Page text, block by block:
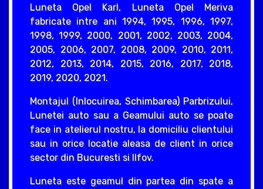
Luneta Opel Karl, Luneta Opel Meriva
fabricate intre ani 1994, 1995, 1996, 1997,
1998, 1999, 2000, 2001, 2002, 2003, 2004,
2005, 2006, 2007, 2008, 2009, 2010, 2011,
2012, 2013, 2014, 2015, 2016, 2017, 2018,
2019, 2020, 2021.
Montajul (Inlocuirea, Schimbarea) Parbrizului,
Lunetei auto sau a Geamului auto se poate
face in atelierul nostru, la domiciliu clientului
sau in orice locatie aleasa de client in orice
sector din Bucuresti si Ilfov.
Luneta este geamul din partea din spate a